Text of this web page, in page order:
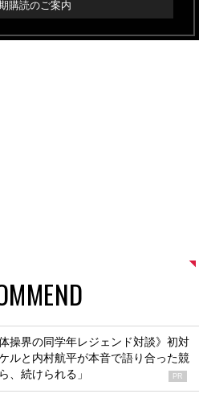
購読のご案内
操界の同学年レジェンド対談》初対
ルと内村航平が本音で語り合った競
、続けられる」
PR